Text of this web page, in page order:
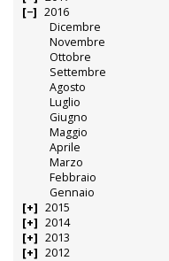
2016
Dicembre
Novembre
Ottobre
Settembre
Agosto
Luglio
Giugno
Maggio
Aprile
Marzo
Febbraio
Gennaio
2015
2014
2013
2012